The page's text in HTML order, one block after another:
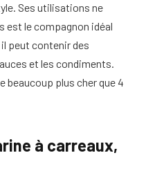
Ses utilisations ne
est le compagnon idéal
peut contenir des
et les condiments.
beaucoup plus cher que 4
à carreaux,